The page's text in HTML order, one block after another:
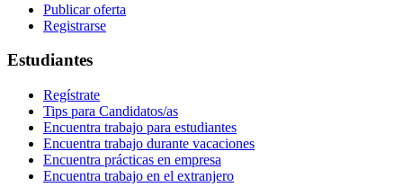
Publicar oferta
Registrarse
Estudiantes
Regístrate
Tips para Candidatos/as
Encuentra trabajo para estudiantes
Encuentra trabajo durante vacaciones
Encuentra prácticas en empresa
Encuentra trabajo en el extranjero